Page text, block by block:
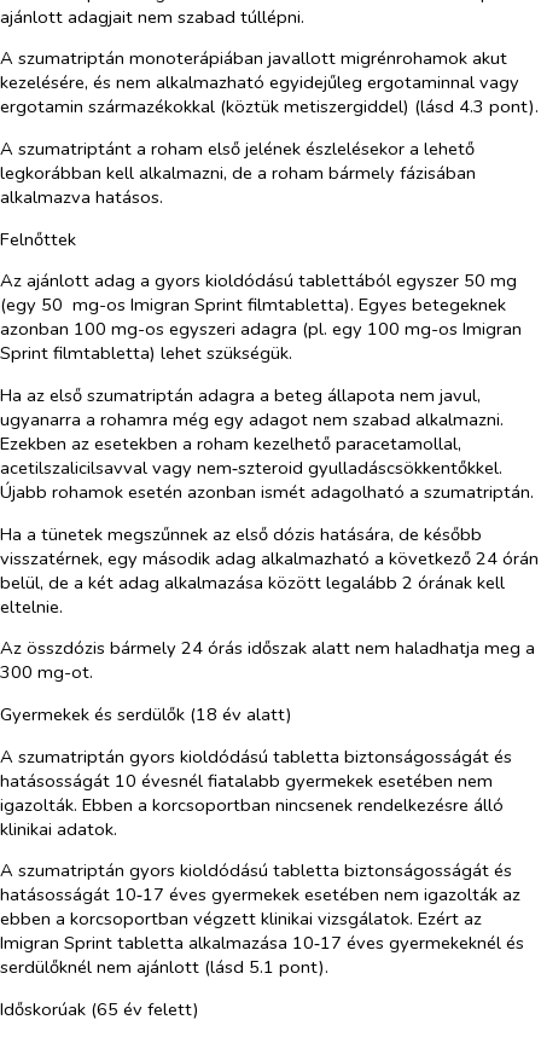
ajánlott adagjait nem szabad túllépni.
A szumatriptán monoterápiában javallott migrénrohamok akut
kezelésére, és nem alkalmazható egyidejűleg ergotaminnal vagy
ergotamin származékokkal (köztük metiszergiddel) (lásd 4.3 pont).
A szumatriptánt a roham első jelének észlelésekor a lehető
legkorábban kell alkalmazni, de a roham bármely fázisában
alkalmazva hatásos.
Felnőttek
Az ajánlott adag a gyors kioldódású tablettából egyszer 50 mg
(egy 50 mg-os Imigran Sprint filmtabletta). Egyes betegeknek
azonban 100 mg-os egyszeri adagra (pl. egy 100 mg-os Imigran
Sprint filmtabletta) lehet szükségük.
Ha az első szumatriptán adagra a beteg állapota nem javul,
ugyanarra a rohamra még egy adagot nem szabad alkalmazni.
Ezekben az esetekben a roham kezelhető paracetamollal,
acetilszalicilsavval vagy nem‑szteroid gyulladáscsökkentőkkel.
Újabb rohamok esetén azonban ismét adagolható a szumatriptán.
Ha a tünetek megszűnnek az első dózis hatására, de később
visszatérnek, egy második adag alkalmazható a következő 24 órán
belül, de a két adag alkalmazása között legalább 2 órának kell
eltelnie.
Az összdózis bármely 24 órás időszak alatt nem haladhatja meg a
300 mg-ot.
Gyermekek és serdülők (18 év alatt)
A szumatriptán gyors kioldódású tabletta biztonságosságát és
hatásosságát 10 évesnél fiatalabb gyermekek esetében nem
igazolták. Ebben a korcsoportban nincsenek rendelkezésre álló
klinikai adatok.
A szumatriptán gyors kioldódású tabletta biztonságosságát és
hatásosságát 10‑17 éves gyermekek esetében nem igazolták az
ebben a korcsoportban végzett klinikai vizsgálatok. Ezért az
Imigran Sprint tabletta alkalmazása 10‑17 éves gyermekeknél és
serdülőknél nem ajánlott (lásd 5.1 pont).
Időskorúak (65 év felett)